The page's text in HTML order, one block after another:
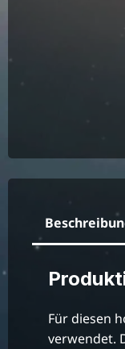
Für diesen
verwendet.